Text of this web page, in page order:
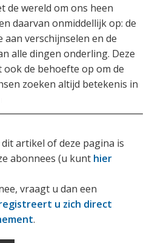
de wereld om ons heen
daarvan onmiddellijk op: de
verschijnselen en de
alle dingen onderling. Deze
de behoefte op om de
zoeken altijd betekenis in
artikel of deze pagina is
abonnees (u kunt hier
vraagt u dan een
u zich direct
.